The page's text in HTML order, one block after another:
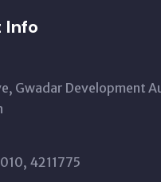
Info
Gwadar Development
4211775